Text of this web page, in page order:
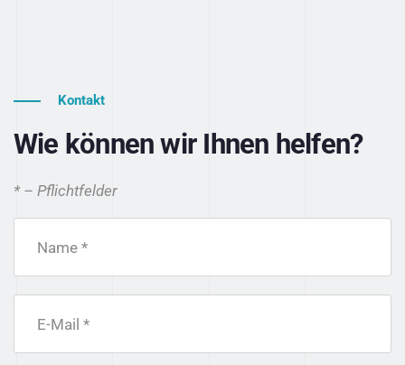
Kontakt
Wie können wir Ihnen helfen?
* – Pflichtfelder
Name *
E-Mail *